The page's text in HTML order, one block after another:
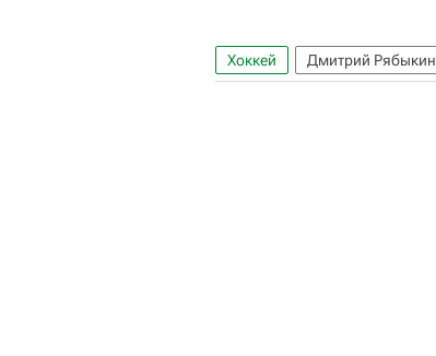
Хоккей Дмитрий Рябыкин